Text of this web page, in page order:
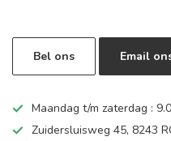
Bel ons Email
Maandag t/m zaterdag :
Zuidersluisweg 45, 8243